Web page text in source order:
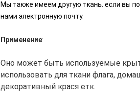
Мы также имеем другую ткань. если вы
нами электронную почту.
Применение:
Оно может быть используемые
использовать для ткани флага,
декоративный крася етк.